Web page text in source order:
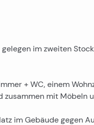
im zweiten
+ WC, einem
zusammen mit Möbeln
im Gebäude gegen